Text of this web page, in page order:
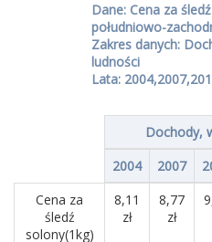
Dane: Cena za
południowo-
Zakres danych:
ludności
Lata:
Dochody,
2004
2007
Cena za
śledź
solony(1kg)
8,11
zł
8,77
zł